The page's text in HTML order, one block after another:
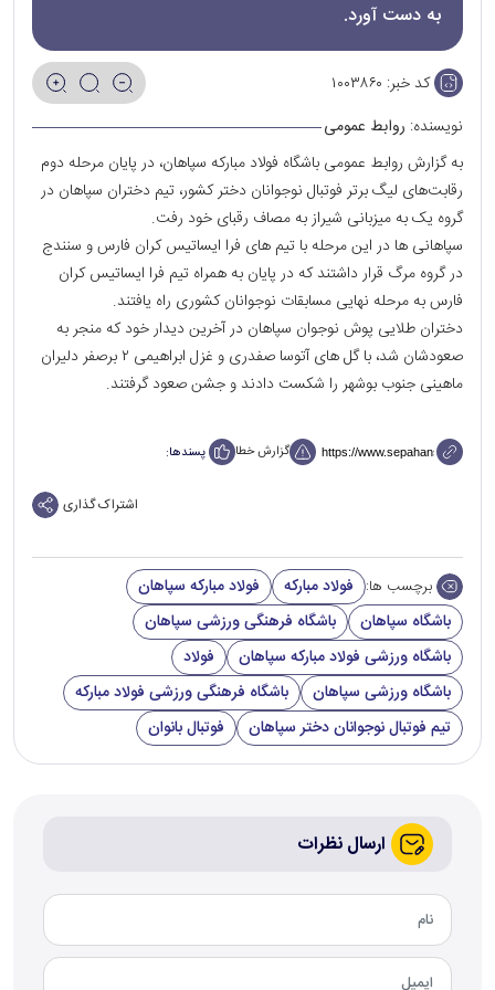
به دست آورد.
کد خبر: ۱۰۰۳۸۶۰
نویسنده: روابط عمومی
به گزارش روابط عمومی باشگاه فولاد مبارکه سپاهان، در پایان مرحله دوم
رقابت‌های لیگ برتر فوتبال نوجوانان دختر کشور، تیم دختران سپاهان در
گروه یک به میزبانی شیراز به مصاف رقبای خود رفت.
سپاهانی ها در این مرحله با تیم های فرا ایساتیس کران فارس و سنندج
در گروه مرگ قرار داشتند که در پایان به همراه تیم فرا ایساتیس کران
فارس به مرحله نهایی مسابقات نوجوانان کشوری راه یافتند.
دختران طلایی پوش نوجوان سپاهان در آخرین دیدار خود که منجر به
صعودشان شد، با گل های آتوسا صفدری و غزل ابراهیمی ۲ برصفر دلیران
ماهینی جنوب بوشهر را شکست دادند و جشن صعود گرفتند.
گزارش خطا پسندها:
اشتراک گذاری
برچسب ها: فولاد مبارکه
فولاد مبارکه سپاهان
باشگاه سپاهان
باشگاه فرهنگی ورزشی سپاهان
باشگاه ورزشی فولاد مبارکه سپاهان
فولاد
باشگاه ورزشی سپاهان
باشگاه فرهنگی ورزشی فولاد مبارکه
تیم فوتبال نوجوانان دختر سپاهان
فوتبال بانوان
ارسال نظرات